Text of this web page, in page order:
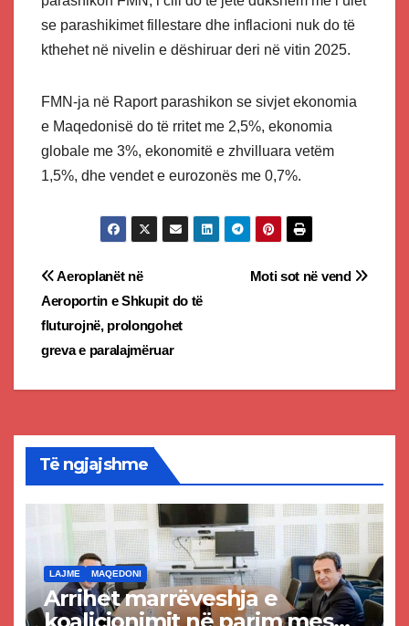
se parashikimet fillestare dhe inflacioni nuk do të
kthehet në nivelin e dëshiruar deri në vitin 2025.
FMN-ja në Raport parashikon se sivjet ekonomia
e Maqedonisë do të rritet me 2,5%, ekonomia
globale me 3%, ekonomitë e zhvilluara vetëm
1,5%, dhe vendet e eurozonës me 0,7%.
Post
navigation
Moti sot në vend
Aeroplanët në
Aeroportin e Shkupit do të
fluturojnë, prolongohet
greva e paralajmëruar
Të ngjajshme
LAJME MAQEDONI
Arrihet marrëveshja e